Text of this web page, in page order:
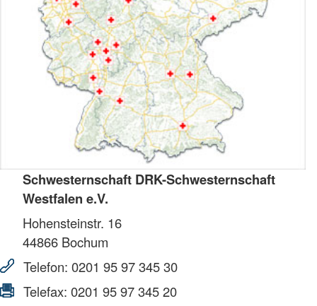
Schwesternschaft DRK-Schwesternschaft
Westfalen e.V.
Hohensteinstr. 16
44866 Bochum
Telefon: 0201 95 97 345 30
Telefax: 0201 95 97 345 20